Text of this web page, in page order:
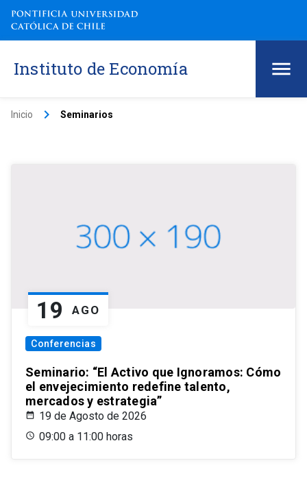
Instituto de Economía
Inicio keyboard_arrow_right Seminarios
19 AGO
Conferencias
Seminario: “El Activo que Ignoramos: Cómo
el envejecimiento redefine talento,
mercados y estrategia”
19 de Agosto de 2026
09:00 a 11:00 horas